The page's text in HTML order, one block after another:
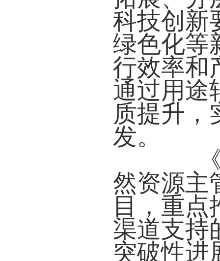
科技创新
绿色化等
行效率和
通过用途
质提升，
发。
《
然资源主
目，重
渠道支持
突破性进